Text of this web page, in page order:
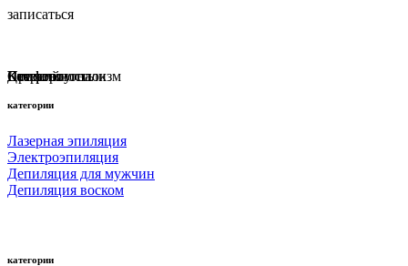
записаться
Профессионализм
Комфорт
Качество
Детский уголок
Стерильность
категории
Лазерная эпиляция
Электроэпиляция
Депиляция для мужчин
Депиляция воском
категории